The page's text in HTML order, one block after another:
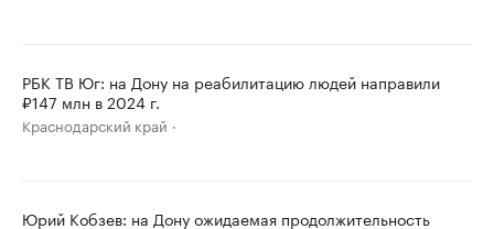
РБК ТВ Юг: на Дону на реабилитацию людей направили
₽147 млн в 2024 г.
Краснодарский край
Юрий Кобзев: на Дону ожидаемая продолжительность